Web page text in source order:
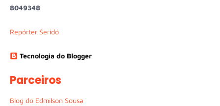
8049348
Repórter Seridó
Tecnologia do Blogger
Parceiros
Blog do Edmilson Sousa